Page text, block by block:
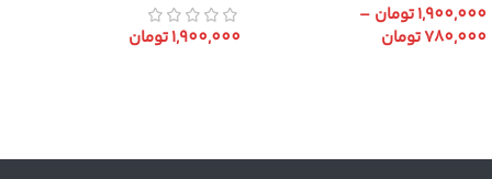
1,900,000تومان –
780,000تومان 1,900,000تومان